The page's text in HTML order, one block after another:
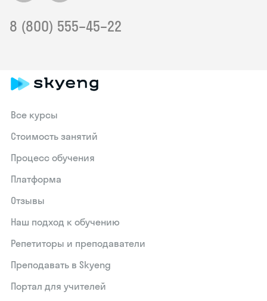
8 (800) 555–45–22
Все курсы
Стоимость занятий
Процесс обучения
Платформа
Отзывы
Наш подход к обучению
Репетиторы и преподаватели
Преподавать в Skyeng
Портал для учителей